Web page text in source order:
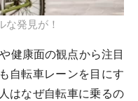
な発見が！
健康面の観点から注目
自転車レーンを目にす
はなぜ自転車に乗るの